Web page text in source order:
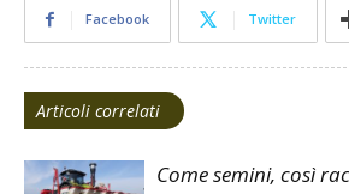
Facebook Twitter
Articoli correlati
Come semini, così